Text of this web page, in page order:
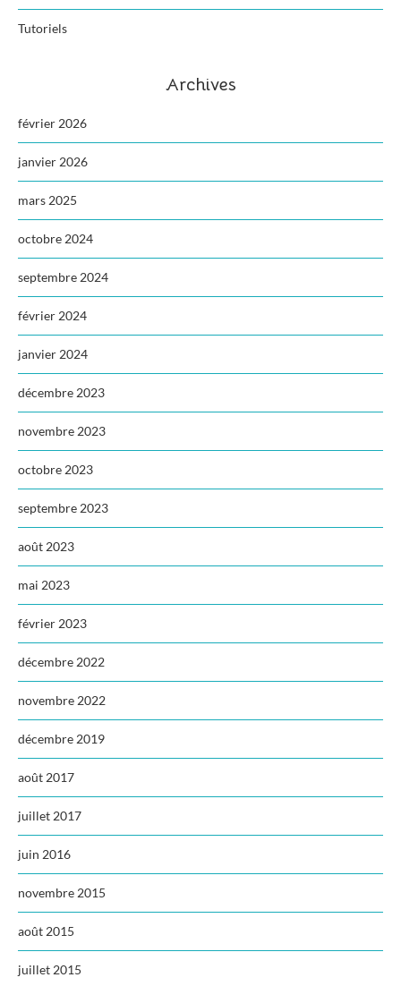
Tutoriels
Archives
février 2026
janvier 2026
mars 2025
octobre 2024
septembre 2024
février 2024
janvier 2024
décembre 2023
novembre 2023
octobre 2023
septembre 2023
août 2023
mai 2023
février 2023
décembre 2022
novembre 2022
décembre 2019
août 2017
juillet 2017
juin 2016
novembre 2015
août 2015
juillet 2015